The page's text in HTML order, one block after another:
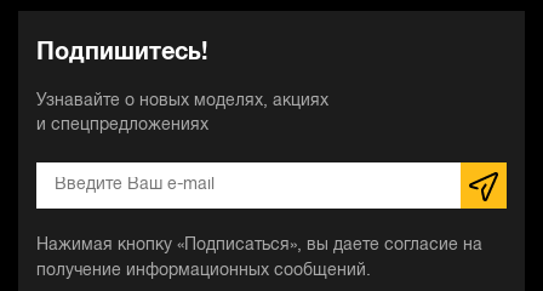
Подпишитесь!
Узнавайте о новых моделях, акциях
и спецпредложениях
Нажимая кнопку «Подписаться», вы даете согласие на
получение информационных сообщений.